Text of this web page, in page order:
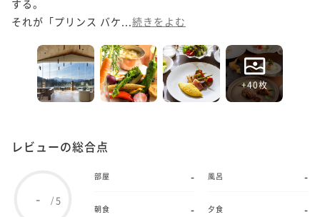
する。
それが「プリンス バケ... 続きをよむ
+40枚
レビューの総合点
- /5
部屋 - 風呂 -
朝食 - 夕食 -